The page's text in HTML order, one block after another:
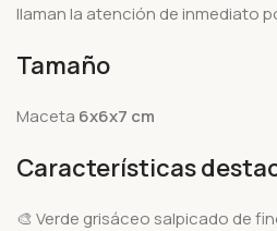
llaman la atención de inmediato
Tamaño
Maceta 6x6x7 cm
Características
🎨 Verde grisáceo salpicado de